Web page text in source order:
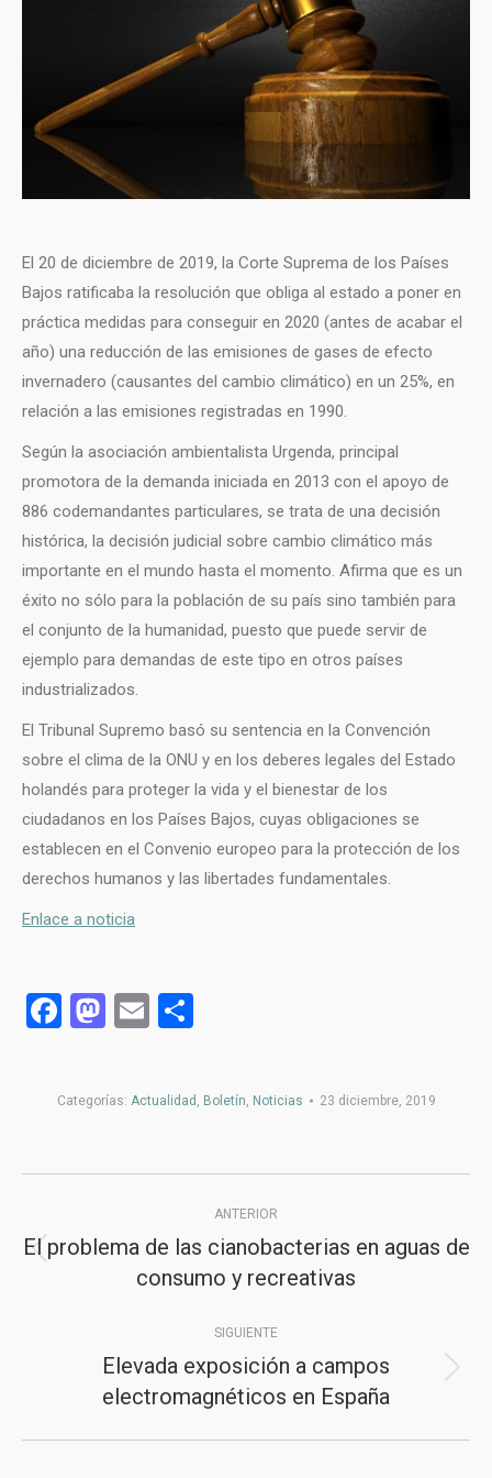
El 20 de diciembre de 2019, la Corte Suprema de los Países
Bajos ratificaba la resolución que obliga al estado a poner en
práctica medidas para conseguir en 2020 (antes de acabar el
año) una reducción de las emisiones de gases de efecto
invernadero (causantes del cambio climático) en un 25%, en
relación a las emisiones registradas en 1990.
Según la asociación ambientalista Urgenda, principal
promotora de la demanda iniciada en 2013 con el apoyo de
886 codemandantes particulares, se trata de una decisión
histórica, la decisión judicial sobre cambio climático más
importante en el mundo hasta el momento. Afirma que es un
éxito no sólo para la población de su país sino también para
el conjunto de la humanidad, puesto que puede servir de
ejemplo para demandas de este tipo en otros países
industrializados.
El Tribunal Supremo basó su sentencia en la Convención
sobre el clima de la ONU y en los deberes legales del Estado
holandés para proteger la vida y el bienestar de los
ciudadanos en los Países Bajos, cuyas obligaciones se
establecen en el Convenio europeo para la protección de los
derechos humanos y las libertades fundamentales.
Enlace a noticia
Facebook
Mastodon
Email
Categorías: Actualidad , Boletín, Noticias 23 diciembre, 2019
entre
publicaciones
ANTERIOR
Publicación
anterior:
El problema de las cianobacterias en aguas de
consumo y recreativas
SIGUIENTE
Publicación
siguiente:
Elevada exposición a campos
electromagnéticos en España